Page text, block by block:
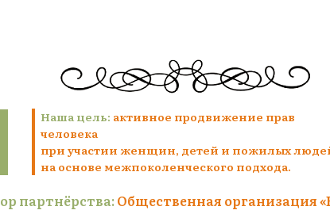
Наша цель: активное продвижение прав
человека
при участии женщин, детей и пожилых
на основе межпоколенческого подхода.
партнёрства:Общественная организация